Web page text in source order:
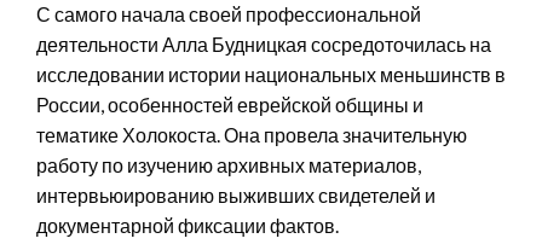
С самого начала своей профессиональной
деятельности Алла Будницкая сосредоточилась на
исследовании истории национальных меньшинств в
России, особенностей еврейской общины и
тематике Холокоста. Она провела значительную
работу по изучению архивных материалов,
интервьюированию выживших свидетелей и
документарной фиксации фактов.